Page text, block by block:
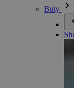
Buty